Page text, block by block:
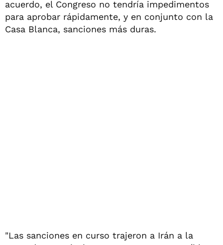
acuerdo, el Congreso no tendría impedimentos
para aprobar rápidamente, y en conjunto con la
Casa Blanca, sanciones más duras.
"Las sanciones en curso trajeron a Irán a la